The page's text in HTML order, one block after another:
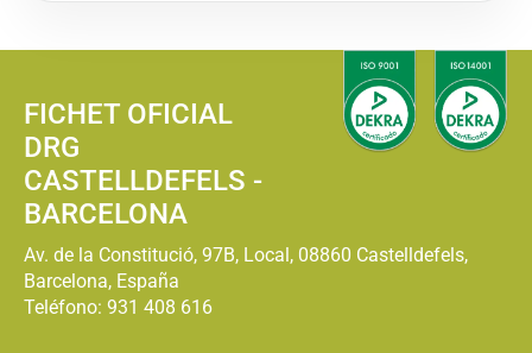
FICHET OFICIAL
DRG
CASTELLDEFELS -
BARCELONA
Av. de la Constitució, 97B, Local, 08860 Castelldefels,
Barcelona, España
Teléfono: 931 408 616